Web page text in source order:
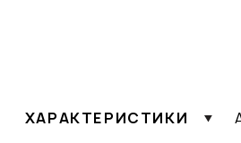
ХАРАКТЕРИСТИКИ